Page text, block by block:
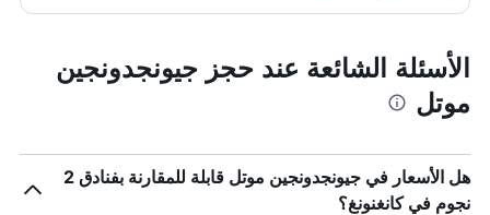
الأسئلة الشائعة عند حجز جيونجدونجين
موتل
هل الأسعار في جيونجدونجين موتل قابلة للمقارنة بفنادق 2
نجوم في كانغنونغ؟